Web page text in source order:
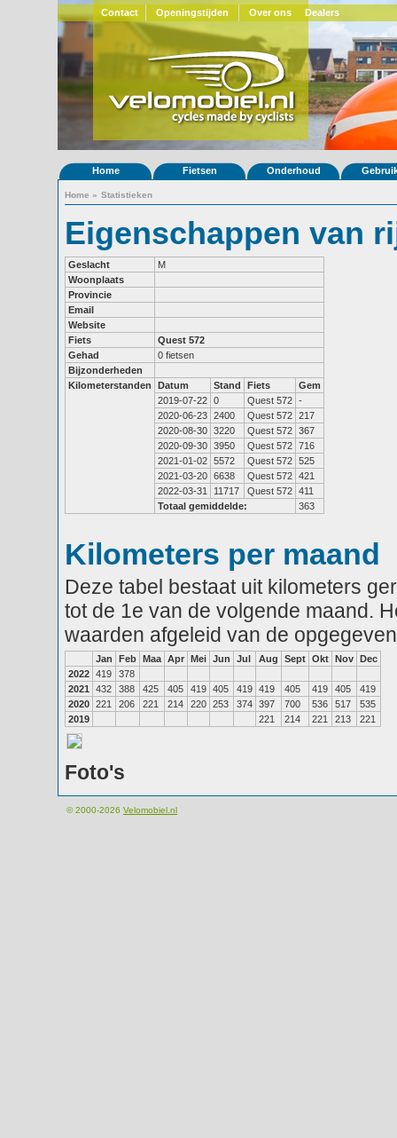
Contact Openingstijden Over ons Dealers
Home Fietsen Onderhoud
Home » Statistieken
Eigenschappen van
Geslacht
M
Woonplaats
Provincie
Email
Website
Fiets
Quest 572
Gehad
0 fietsen
Bijzonderheden
Kilometerstanden
Datum Stand Fiets
Gem
2019-07-22 0 Quest 572 -
2020-06-23 2400 Quest 572 217
2020-08-30 3220 Quest 572 367
2020-09-30 3950 Quest 572 716
2021-01-02 5572 Quest 572 525
2021-03-20 6638 Quest 572 421
2022-03-31
11717 Quest 572 411
Totaal gemiddelde:
363
Kilometers per maand
Deze tabel bestaat uit kilometers
tot de 1e van de volgende maand.
waarden afgeleid van de
Jan Feb Maa Apr Mei Jun Jul Aug Sept Okt Nov Dec
2022 419
378
2021
432 388 425 405 419 405 419 419 405 419 405
419
2020 221 206 221 214 220 253 374 397 700 536 517
535
2019
221 214 221 213 221
Foto's
© 2000-2026 Velomobiel.nl